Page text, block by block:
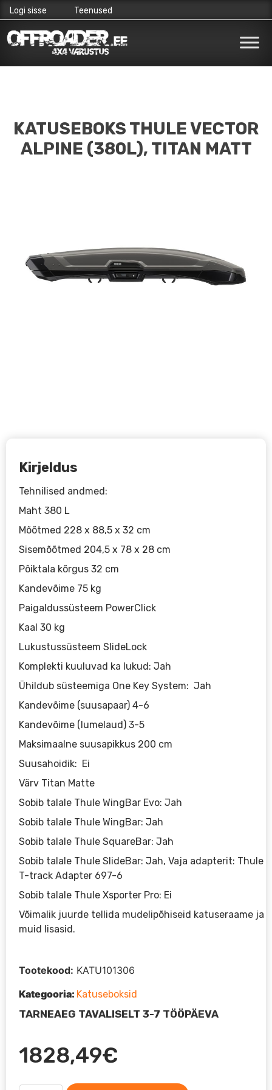
to
Logi sisse Teenused
KATUSEBOKS THULE VECTOR
ALPINE (380L), TITAN MATT
1828,49€
Kirjeldus
Tehnilised andmed:
Maht 380 L
Mõõtmed 228 x 88,5 x 32 cm
Sisemõõtmed 204,5 x 78 x 28 cm
Põiktala kõrgus 32 cm
Kandevõime 75 kg
Paigaldussüsteem PowerClick
Kaal 30 kg
Lukustussüsteem SlideLock
Komplekti kuuluvad ka lukud: Jah
Ühildub süsteemiga One Key System: Jah
Kandevõime (suusapaar) 4-6
Kandevõime (lumelaud) 3-5
Maksimaalne suusapikkus 200 cm
Suusahoidik: Ei
Värv Titan Matte
Sobib talale Thule WingBar Evo: Jah
Sobib talale Thule WingBar: Jah
Sobib talale Thule SquareBar: Jah
Sobib talale Thule SlideBar: Jah, Vaja adapterit: Thule
T-track Adapter 697-6
Sobib talale Thule Xsporter Pro: Ei
Võimalik juurde tellida mudelipõhiseid katuseraame ja
muid lisasid.
Tootekood: KATU101306
Kategooria: Katuseboksid
TARNEAEG TAVALISELT 3-7 TÖÖPÄEVA